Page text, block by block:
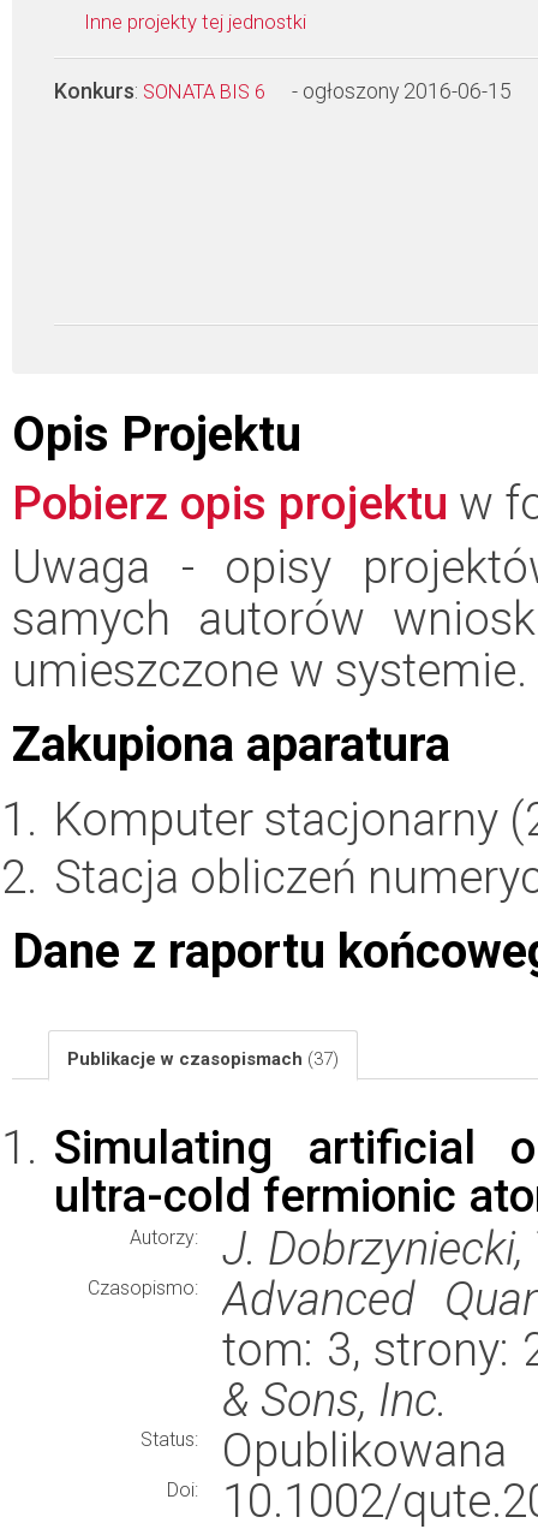
Inne projekty tej jednostki
Konkurs: SONATA BIS 6 - ogłoszony 2016-06-15
Opis Projektu
Pobierz opis projektu w
Uwaga - opisy
samych autorów
umieszczone w systemie.
Zakupiona aparatura
Komputer stacjonarny
Stacja obliczeń
Dane z raportu
Publikacje w czasopismach (37)
Simulating artificial
ultra-cold fermionic
Autorzy: J. Dobrzyniecki,
Czasopismo:
Advanced
tom: 3, strony:
& Sons, Inc.
Status: Opublikowana
Doi:
10.1002/